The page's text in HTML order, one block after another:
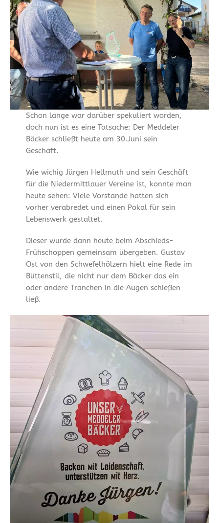
Schon lange war darüber spekuliert worden,
doch nun ist es eine Tatsache: Der Meddeler
Bäcker schließt heute am 30.Juni sein
Geschäft.
Wie wichig Jürgen Hellmuth und sein Geschäft
für die Niedermittlauer Vereine ist, konnte man
heute sehen: Viele Vorstände hatten sich
vorher verabredet und einen Pokal für sein
Lebenswerk gestaltet.
Dieser wurde dann heute beim Abschieds-
Frühschoppen gemeinsam übergeben. Gustav
Ost von den Schwefelhölzern hielt eine Rede im
Büttenstil, die nicht nur dem Bäcker das ein
oder andere Tränchen in die Augen schießen
ließ.